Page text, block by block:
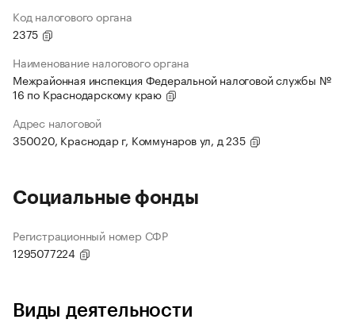
Код налогового органа
2375
Наименование налогового органа
Межрайонная инспекция Федеральной налоговой службы №
16 по Краснодарскому краю
Адрес налоговой
350020, Краснодар г, Коммунаров ул, д 235
Социальные фонды
Регистрационный номер СФР
1295077224
Виды деятельности